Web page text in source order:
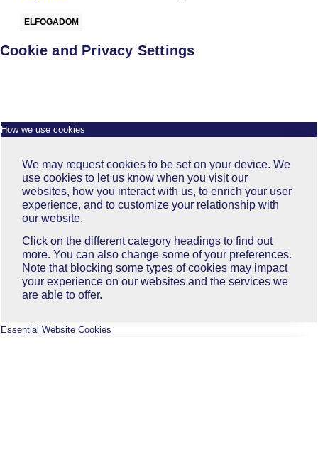
ELFOGADOM
Cookie and Privacy Settings
How we use cookies
We may request cookies to be set on your device. We
use cookies to let us know when you visit our
websites, how you interact with us, to enrich your user
experience, and to customize your relationship with
our website.
Click on the different category headings to find out
more. You can also change some of your preferences.
Note that blocking some types of cookies may impact
your experience on our websites and the services we
are able to offer.
Essential Website Cookies